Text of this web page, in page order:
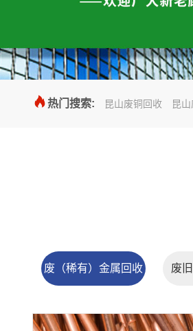
热门搜索: 昆山废铜回收 昆
废（稀有）金属回收 废